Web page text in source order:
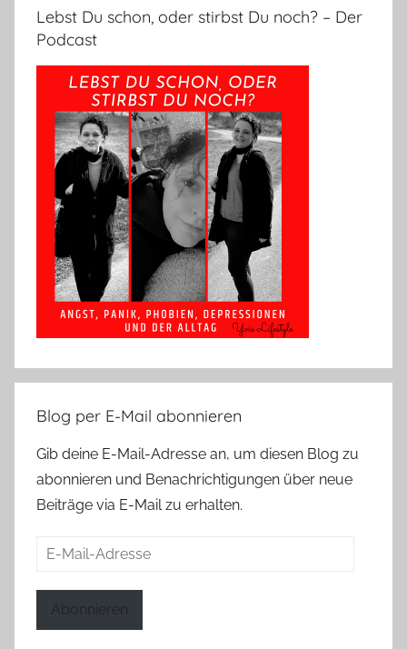
Lebst Du schon, oder stirbst Du noch? – Der
Podcast
Blog per E-Mail abonnieren
Gib deine E-Mail-Adresse an, um diesen Blog zu
abonnieren und Benachrichtigungen über neue
Beiträge via E-Mail zu erhalten.
E-
Abonnieren